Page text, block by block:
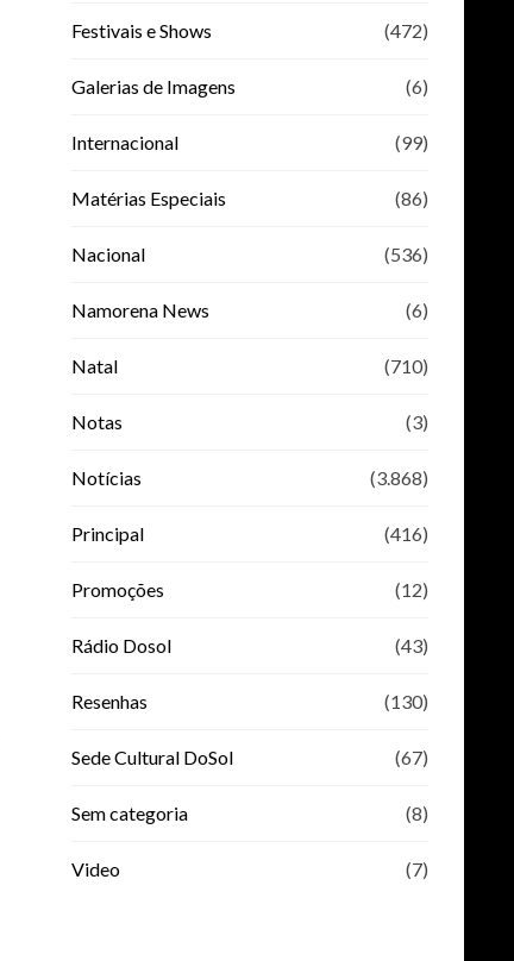
Festivais e Shows (472)
Galerias de Imagens (6)
Internacional (99)
Matérias Especiais (86)
Nacional (536)
Namorena News (6)
Natal (710)
Notas (3)
Notícias (3.868)
Principal (416)
Promoções (12)
Rádio Dosol (43)
Resenhas (130)
Sede Cultural DoSol (67)
Sem categoria (8)
Video (7)